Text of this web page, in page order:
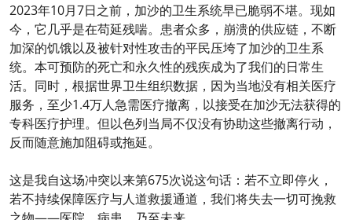
2023年10月7日之前，加沙的卫生系统早已脆弱不堪。现如
今，它几乎是在苟延残喘。患者众多，崩溃的供应链，不断
加深的饥饿以及被针对性攻击的平民压垮了加沙的卫生系
统。本可预防的死亡和永久性的残疾成为了我们的日常生
活。同时，根据世界卫生组织数据，因为当地没有相关医疗
服务，至少1.4万人急需医疗撤离，以接受在加沙无法获得的
专科医疗护理。但以色列当局不仅没有协助这些撤离行动，
反而随意施加阻碍或拖延。
这是我自这场冲突以来第675次说这句话：若不立即停火，
若不持续保障医疗与人道救援通道，我们将失去一切可挽救